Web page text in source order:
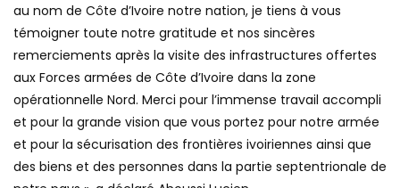
au nom de Côte d’Ivoire notre nation, je tiens à vous
témoigner toute notre gratitude et nos sincères
remerciements après la visite des infrastructures offertes
aux Forces armées de Côte d’Ivoire dans la zone
opérationnelle Nord. Merci pour l’immense travail accompli
et pour la grande vision que vous portez pour notre armée
et pour la sécurisation des frontières ivoiriennes ainsi que
des biens et des personnes dans la partie septentrionale de